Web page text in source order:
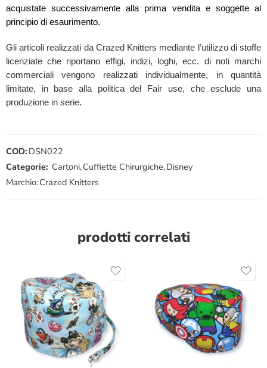
acquistate successivamente alla prima vendita e soggette al
principio di esaurimento.
Gli articoli realizzati da Crazed Knitters mediante l’utilizzo di stoffe
licenziate che riportano effigi, indizi, loghi, ecc. di noti marchi
commerciali vengono realizzati individualmente, in quantità
limitate, in base alla politica del Fair use, che esclude una
produzione in serie.
COD: DSN022
Categorie: Cartoni,Cuffiette Chirurgiche,Disney
Marchio:Crazed Knitters
prodotti correlati